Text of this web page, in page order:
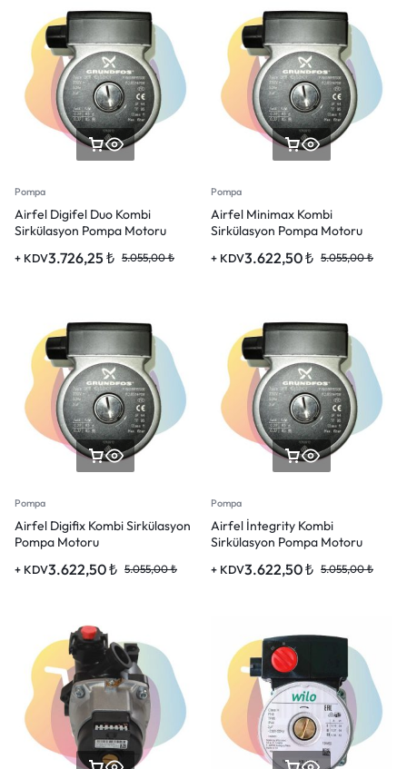
Pompa
Airfel Digifel Duo Kombi
Sirkülasyon Pompa Motoru
3.726,25₺ 5.055,00₺
+ KDV
Pompa
Airfel Minimax Kombi
Sirkülasyon Pompa Motoru
3.622,50₺ 5.055,00₺
+ KDV
Pompa
Airfel Digifix Kombi Sirkülasyon
Pompa Motoru
3.622,50₺ 5.055,00₺
+ KDV
Pompa
Airfel İntegrity Kombi
Sirkülasyon Pompa Motoru
3.622,50₺ 5.055,00₺
+ KDV